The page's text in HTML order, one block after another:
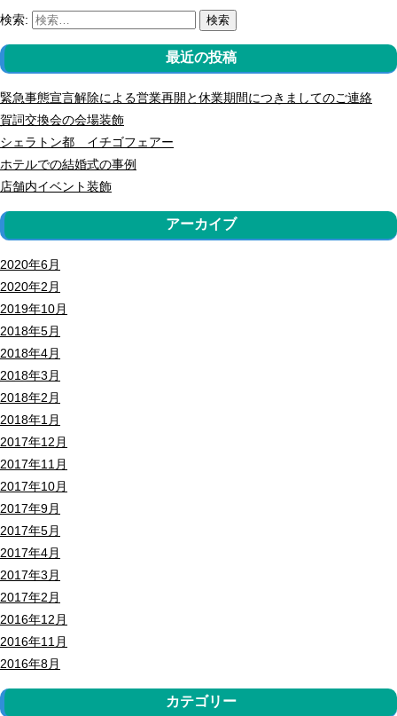
検索: 検索
最近の投稿
緊急事態宣言解除による営業再開と休業期間につきましてのご連絡
賀詞交換会の会場装飾
シェラトン都 イチゴフェアー
ホテルでの結婚式の事例
店舗内イベント装飾
アーカイブ
2020年6月
2020年2月
2019年10月
2018年5月
2018年4月
2018年3月
2018年2月
2018年1月
2017年12月
2017年11月
2017年10月
2017年9月
2017年5月
2017年4月
2017年3月
2017年2月
2016年12月
2016年11月
2016年8月
カテゴリー